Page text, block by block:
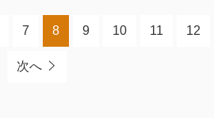
7 8 9 10 11 12
次へ